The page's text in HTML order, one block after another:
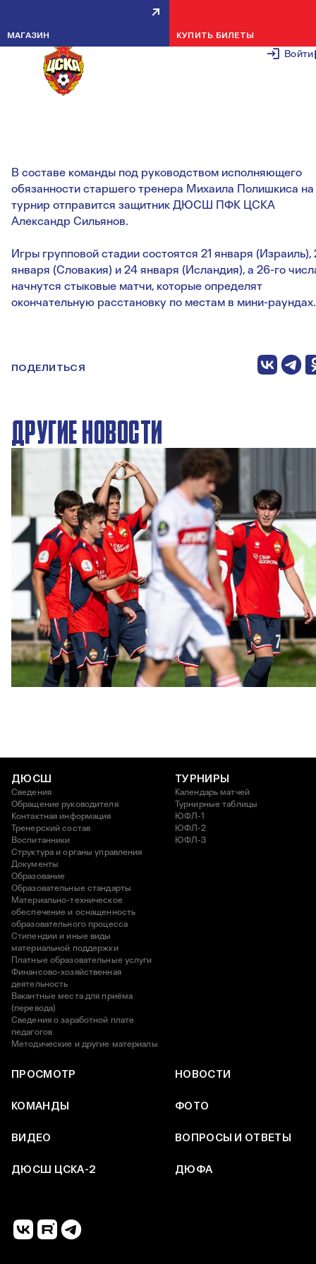
Войти
МАГАЗИН КУПИТЬ БИЛЕТЫ
АЛЕКСАНДР СИЛЬЯНОВ
В ЮНОШЕСКУЮ СБОРНУЮ
В составе команды под руководством исполняющего
обязанности старшего тренера Михаила Полишкиса на
турнир отправится защитник ДЮСШ ПФК ЦСКА
Александр Сильянов.
Игры групповой стадии состоятся 21 января (Израиль),
января (Словакия) и 24 января (Исландия), а 26-го
начнутся стыковые матчи, которые определят
окончательную расстановку по местам в мини-раундах.
ПОДЕЛИТЬСЯ
ДРУГИЕ НОВОСТИ
ЮФЛ: Московское дерби на «Октябре»
3 АВГУСТА 2026 14:15
ДЮСШ
Сведения
Обращение руководителя
Контактная информация
Тренерский состав
Воспитанники
Структура и органы управления
Документы
Образование
Образовательные стандарты
Материально-техническое
обеспечение и оснащенность
образовательного процесса
Стипендии и иные виды
материальной поддержки
Платные образовательные услуги
Финансово-хозяйственная
деятельность
Вакантные места для приёма
(перевода)
Сведения о заработной плате
педагогов
Методические и другие материалы
ТУРНИРЫ
Календарь матчей
Турнирные таблицы
ЮФЛ-1
ЮФЛ-2
ЮФЛ-3
ПРОСМОТР НОВОСТИ
КОМАНДЫ ФОТО
ВИДЕО ВОПРОСЫ И ОТВЕТЫ
ДЮСШ ЦСКА-2 ДЮФА